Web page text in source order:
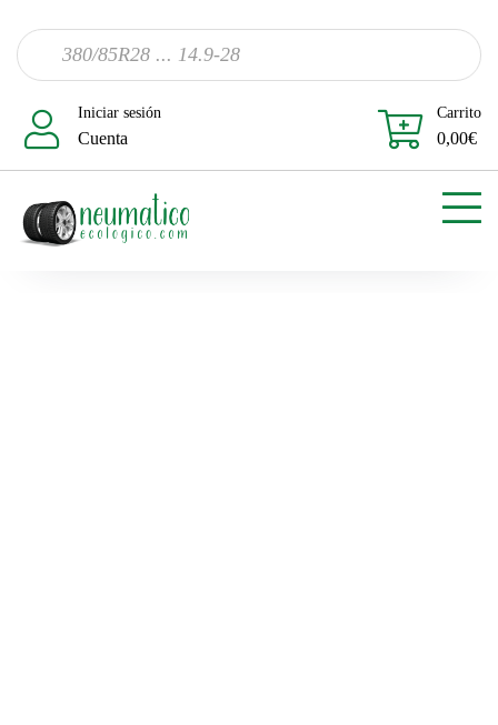
Iniciar sesión
Cuenta
Carrito
0,00€